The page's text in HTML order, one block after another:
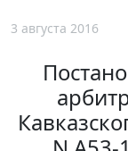
3 августа 2016